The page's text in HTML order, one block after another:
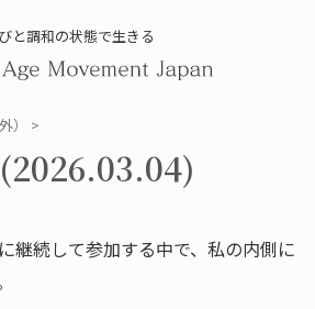
と調和の状態で生きる
） >
継続して参加する中で、私の内側に